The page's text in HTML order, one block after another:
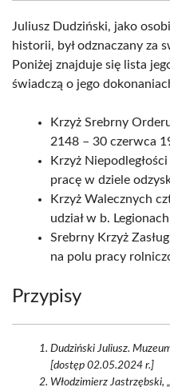
Juliusz Dudziński, jako
historii, był odznaczany za
Poniżej znajduje się lista
świadczą o jego
Krzyż Srebrny
2148 – 30 czerwca
Krzyż
pracę w dziele
Krzyż Walecznych
udział w b.
Srebrny Krzyż
na polu pracy
Przypisy
Dudziński Juliusz.
[dostęp 02.05.2024 r.]
Włodzimierz Jastrzębski,